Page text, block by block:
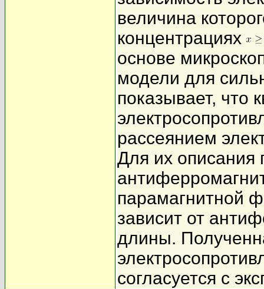
величина
концентрациях
основе
модели для
показывает, что
рассеянием
Для их
парамагнитной
зависит от
длины.
согласуется с